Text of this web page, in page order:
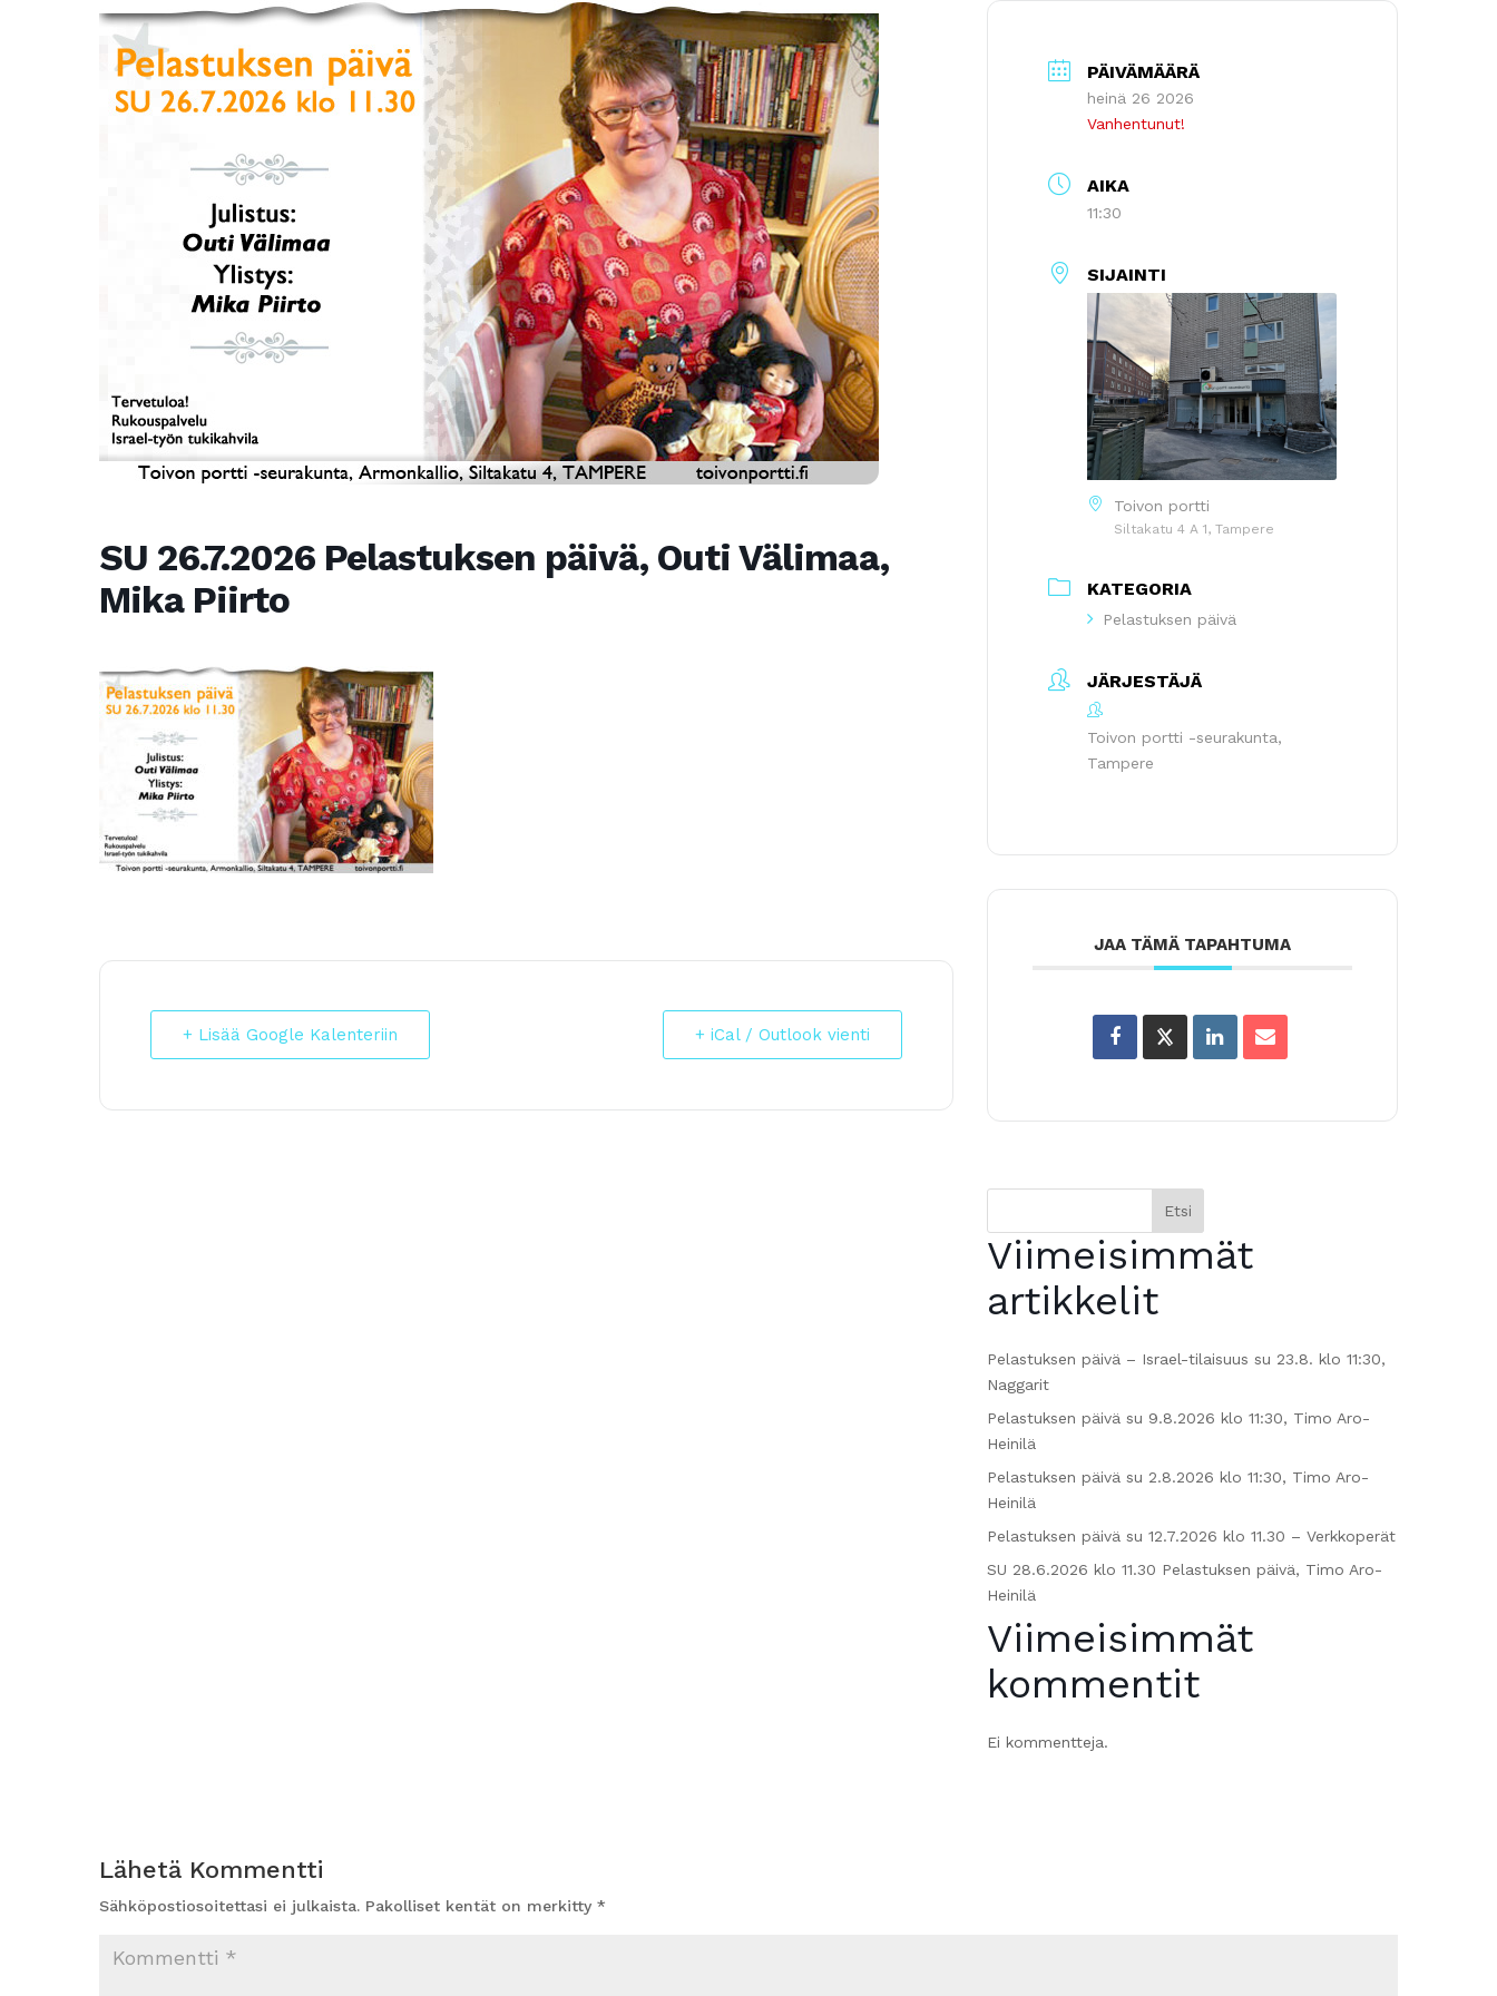
SU 26.7.2026 Pelastuksen päivä, Outi Välimaa,
Mika Piirto
+ Lisää Google Kalenteriin + iCal / Outlook vienti
PÄIVÄMÄÄRÄ
heinä 26 2026
Vanhentunut!
AIKA
11:30
SIJAINTI
Toivon portti
Siltakatu 4 A 1, Tampere
KATEGORIA
Pelastuksen päivä
JÄRJESTÄJÄ
Toivon portti -seurakunta,
Tampere
JAA TÄMÄ TAPAHTUMA
Etsi
Viimeisimmät
artikkelit
Pelastuksen päivä – Israel-tilaisuus su 23.8. klo 11:30,
Naggarit
Pelastuksen päivä su 9.8.2026 klo 11:30, Timo Aro-
Heinilä
Pelastuksen päivä su 2.8.2026 klo 11:30, Timo Aro-
Heinilä
Pelastuksen päivä su 12.7.2026 klo 11.30 – Verkkoperät
SU 28.6.2026 klo 11.30 Pelastuksen päivä, Timo Aro-
Heinilä
Viimeisimmät
kommentit
Ei kommentteja.
Lähetä Kommentti
Sähköpostiosoitettasi ei julkaista. Pakolliset kentät on merkitty *